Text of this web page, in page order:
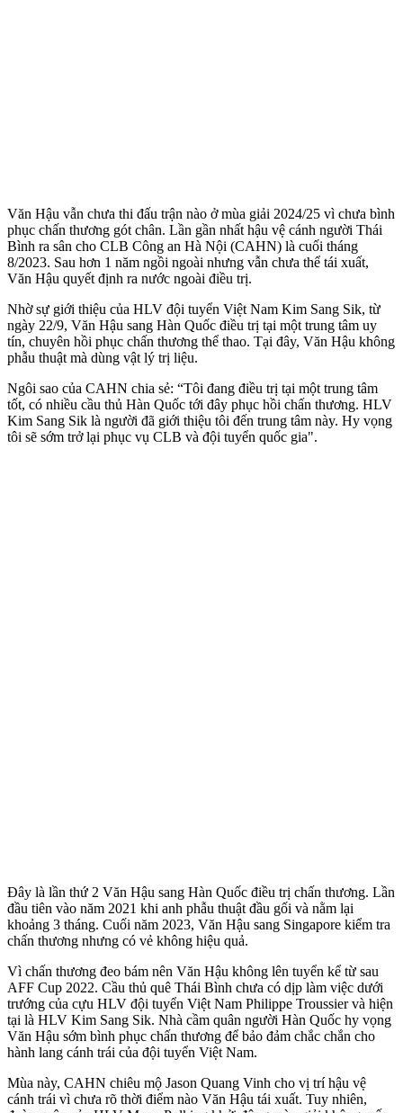
Văn Hậu vẫn chưa thi đấu trận nào ở mùa giải 2024/25 vì chưa bình
phục chấn thương gót chân. Lần gần nhất hậu vệ cánh người Thái
Bình ra sân cho CLB Công an Hà Nội (CAHN) là cuối tháng
8/2023. Sau hơn 1 năm ngồi ngoài nhưng vẫn chưa thể tái xuất,
Văn Hậu quyết định ra nước ngoài điều trị.
Nhờ sự giới thiệu của HLV đội tuyển Việt Nam Kim Sang Sik, từ
ngày 22/9, Văn Hậu sang Hàn Quốc điều trị tại một trung tâm uy
tín, chuyên hồi phục chấn thương thể thao. Tại đây, Văn Hậu không
phẫu thuật mà dùng vật lý trị liệu.
Ngôi sao của CAHN chia sẻ: “Tôi đang điều trị tại một trung tâm
tốt, có nhiều cầu thủ Hàn Quốc tới đây phục hồi chấn thương. HLV
Kim Sang Sik là người đã giới thiệu tôi đến trung tâm này. Hy vọng
tôi sẽ sớm trở lại phục vụ CLB và đội tuyển quốc gia".
Đây là lần thứ 2 Văn Hậu sang Hàn Quốc điều trị chấn thương. Lần
đầu tiên vào năm 2021 khi anh phẫu thuật đầu gối và nằm lại
khoảng 3 tháng. Cuối năm 2023, Văn Hậu sang Singapore kiểm tra
chấn thương nhưng có vẻ không hiệu quả.
Vì chấn thương đeo bám nên Văn Hậu không lên tuyển kể từ sau
AFF Cup 2022. Cầu thủ quê Thái Bình chưa có dịp làm việc dưới
trướng của cựu HLV đội tuyển Việt Nam Philippe Troussier và hiện
tại là HLV Kim Sang Sik. Nhà cầm quân người Hàn Quốc hy vọng
Văn Hậu sớm bình phục chấn thương để bảo đảm chắc chắn cho
hành lang cánh trái của đội tuyển Việt Nam.
Mùa này, CAHN chiêu mộ Jason Quang Vinh cho vị trí hậu vệ
cánh trái vì chưa rõ thời điểm nào Văn Hậu tái xuất. Tuy nhiên,